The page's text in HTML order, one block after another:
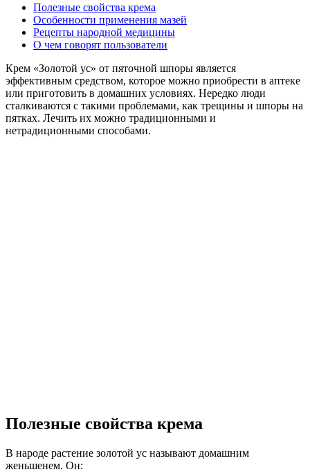
Полезные свойства крема
Особенности применения мазей
Рецепты народной медицины
О чем говорят пользователи
Крем «Золотой ус» от пяточной шпоры является
эффективным средством, которое можно приобрести в аптеке
или приготовить в домашних условиях. Нередко люди
сталкиваются с такими проблемами, как трещины и шпоры на
пятках. Лечить их можно традиционными и
нетрадиционными способами.
Полезные свойства крема
В народе растение золотой ус называют домашним
женьшенем. Он: